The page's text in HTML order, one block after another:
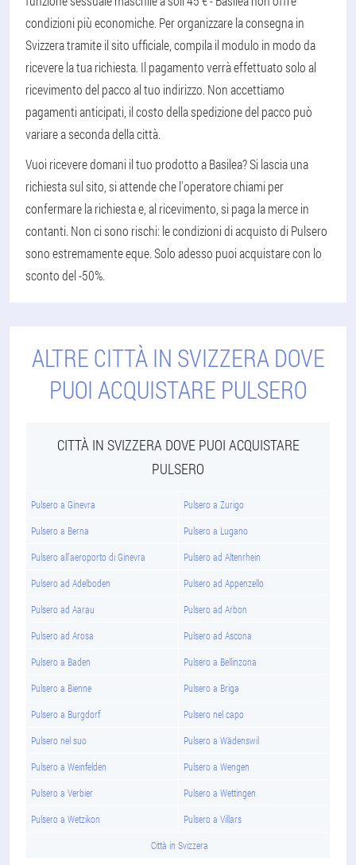
condizioni più economiche. Per organizzare la consegna in
Svizzera tramite il sito ufficiale, compila il modulo in modo da
ricevere la tua richiesta. Il pagamento verrà effettuato solo al
ricevimento del pacco al tuo indirizzo. Non accettiamo
pagamenti anticipati, il costo della spedizione del pacco può
variare a seconda della città.
Vuoi ricevere domani il tuo prodotto a Basilea? Si lascia una
richiesta sul sito, si attende che l'operatore chiami per
confermare la richiesta e, al ricevimento, si paga la merce in
contanti. Non ci sono rischi: le condizioni di acquisto di Pulsero
sono estremamente eque. Solo adesso puoi acquistare con lo
sconto del -50%.
ALTRE CITTÀ IN SVIZZERA DOVE
PUOI ACQUISTARE PULSERO
CITTÀ IN SVIZZERA DOVE PUOI ACQUISTARE
PULSERO
Pulsero a Ginevra Pulsero a Zurigo
Pulsero a Berna Pulsero a Lugano
Pulsero all'aeroporto di Ginevra Pulsero ad Altenrhein
Pulsero ad Adelboden Pulsero ad Appenzello
Pulsero ad Aarau Pulsero ad Arbon
Pulsero ad Arosa Pulsero ad Ascona
Pulsero a Baden Pulsero a Bellinzona
Pulsero a Bienne Pulsero a Briga
Pulsero a Burgdorf Pulsero nel capo
Pulsero nel suo Pulsero a Wädenswil
Pulsero a Weinfelden Pulsero a Wengen
Pulsero a Verbier Pulsero a Wettingen
Pulsero a Wetzikon Pulsero a Villars
Città in Svizzera